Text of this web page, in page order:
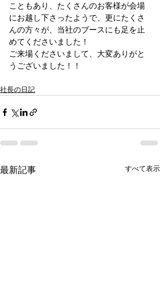
こともあり、たくさんのお客様が会場
にお越し下さったようで、更にたくさ
んの方々が、当社のブースにも足を止
めてくださいました！
ご来場くださいまして、大変ありがと
うございました！！
社長の日記
最新記事 すべて表示